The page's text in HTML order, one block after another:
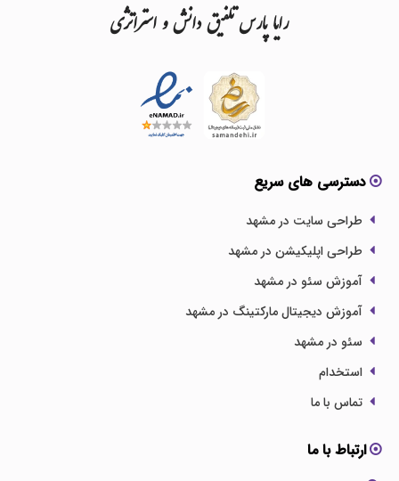
رایاپارستلفیقدانشواستراتژی
دسترسی های سریع
طراحی سایت در مشهد
طراحی اپلیکیشن در مشهد
آموزش سئو در مشهد
آموزش دیجیتال مارکتینگ در مشهد
سئو در مشهد
استخدام
تماس با ما
ارتباط با ما